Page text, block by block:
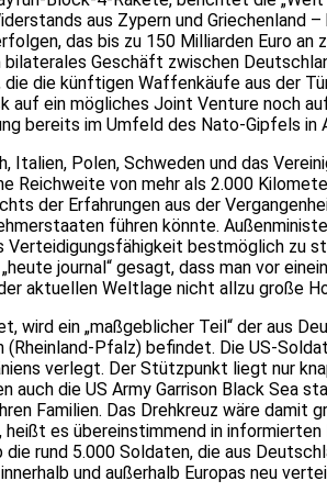
aus Zypern und Griechenland
das bis zu 150 Milliarden Euro
Geschäft zwischen
die künftigen Waffenkäufe aus der
auf ein mögliches Joint Venture noch
bereits im Umfeld des Nato-Gipfels in
Polen, Schweden und das
von mehr als 2.000
der Erfahrungen aus der
führen könnte.
bestmöglich zu
journal“ gesagt, dass man vor
aktuellen Weltlage nicht allzu große
wird ein „maßgeblicher Teil“ der aus
(Rheinland-Pfalz) befindet. Die US-
verlegt. Der Stützpunkt liegt nur
die US Army Garrison Black Sea
Familien. Das Drehkreuz wäre damit
heißt es übereinstimmend in
rund 5.000 Soldaten, die aus
und außerhalb Europas neu